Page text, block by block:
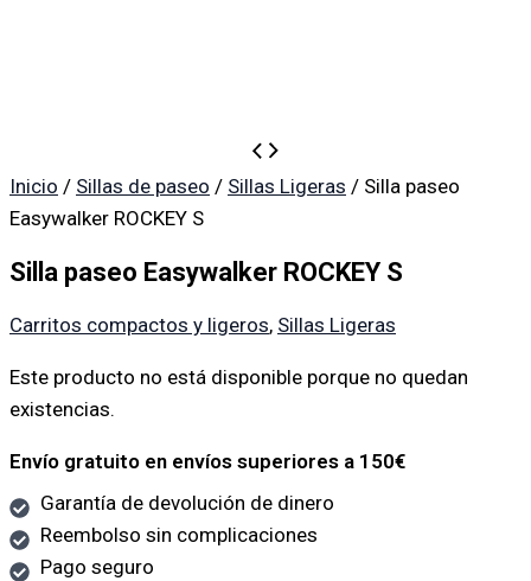
Inicio / Sillas de paseo / Sillas Ligeras / Silla paseo
Easywalker ROCKEY S
Silla paseo Easywalker ROCKEY S
Carritos compactos y ligeros, Sillas Ligeras
Este producto no está disponible porque no quedan
existencias.
Envío gratuito en envíos superiores a 150€
Garantía de devolución de dinero
Reembolso sin complicaciones
Pago seguro